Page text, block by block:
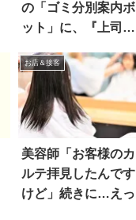
の「ゴミ分別案内ボ
ット」に、『上司の
ら？
お店＆接客
美容師「お客様のカ
ルテ拝見したんです
けど」続きに…えっ